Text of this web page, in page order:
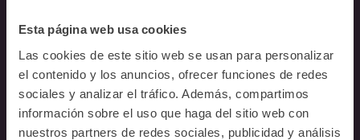
Esta página web usa cookies
Las cookies de este sitio web se usan para personalizar
el contenido y los anuncios, ofrecer funciones de redes
sociales y analizar el tráfico. Además, compartimos
información sobre el uso que haga del sitio web con
nuestros partners de redes sociales, publicidad y análisis
Equipo
Docentes
Preguntas frecuentes